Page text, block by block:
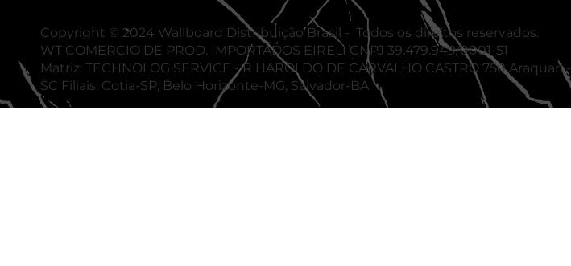
Copyright © 2024 Wallboard Distribuição Brasil - Todos os direitos reservados.
WT COMERCIO DE PROD. IMPORTADOS EIRELI CNPJ 39.479.949/0001-51
Matriz: TECHNOLOG SERVICE - R HAROLDO DE CARVALHO CASTRO 750 Araquari -
SC Filiais: Cotia-SP, Belo Horizonte-MG, Salvador-BA